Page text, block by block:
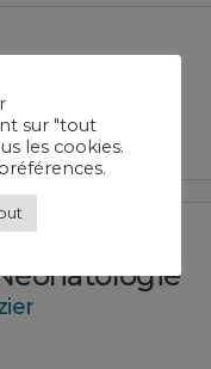
Fains-Véel
sur "tout
les cookies.